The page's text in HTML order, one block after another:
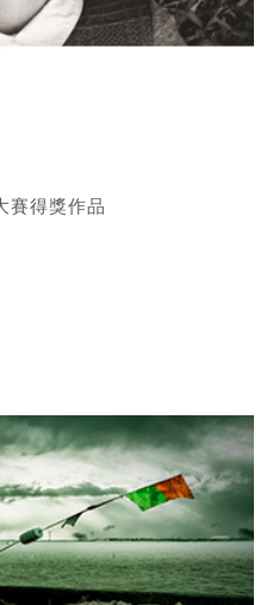
賽得獎作品